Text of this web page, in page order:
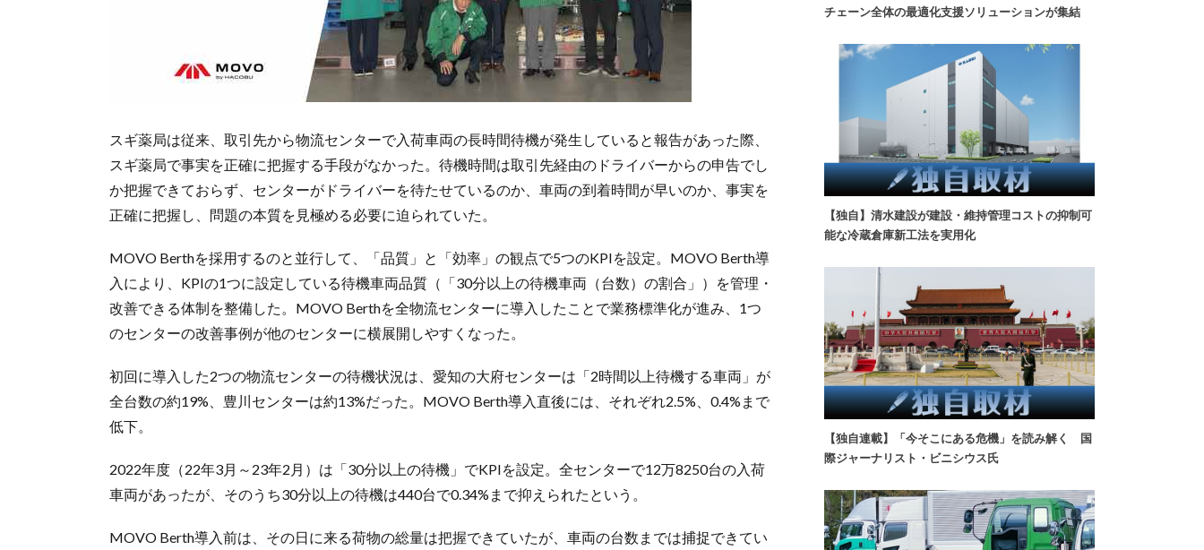
スギ薬局は従来、取引先から物流センターで入荷車両の長時間待機が発生していると報告があった際、
スギ薬局で事実を正確に把握する手段がなかった。待機時間は取引先経由のドライバーからの申告でし
か把握できておらず、センターがドライバーを待たせているのか、車両の到着時間が早いのか、事実を
正確に把握し、問題の本質を見極める必要に迫られていた。
MOVO Berthを採用するのと並行して、「品質」と「効率」の観点で5つのKPIを設定。MOVO Berth導
入により、KPIの1つに設定している待機車両品質（「30分以上の待機車両（台数）の割合」）を管理・
改善できる体制を整備した。MOVO Berthを全物流センターに導入したことで業務標準化が進み、1つ
のセンターの改善事例が他のセンターに横展開しやすくなった。
初回に導入した2つの物流センターの待機状況は、愛知の大府センターは「2時間以上待機する車両」が
全台数の約19%、豊川センターは約13%だった。MOVO Berth導入直後には、それぞれ2.5%、0.4%まで
低下。
2022年度（22年3月～23年2月）は「30分以上の待機」でKPIを設定。全センターで12万8250台の入荷
車両があったが、そのうち30分以上の待機は440台で0.34%まで抑えられたという。
MOVO Berth導入前は、その日に来る荷物の総量は把握できていたが、車両の台数までは捕捉できてい
チェーン全体の最適化支援ソリューションが集結
【独自】清水建設が建設・維持管理コストの抑制可
能な冷蔵倉庫新工法を実用化
【独自連載】「今そこにある危機」を読み解く 国
際ジャーナリスト・ビニシウス氏